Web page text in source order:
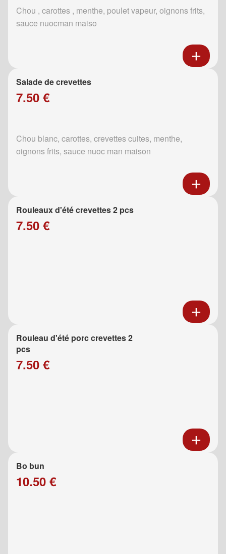
Chou , carottes , menthe, poulet vapeur, oignons frits,
sauce nuocman maiso
Salade de crevettes
7.50 €
Chou blanc, carottes, crevettes cuites, menthe,
oignons frits, sauce nuoc man maison
Rouleaux d'été crevettes 2 pcs
7.50 €
Rouleau d'été porc crevettes 2
pcs
7.50 €
Bo bun
10.50 €